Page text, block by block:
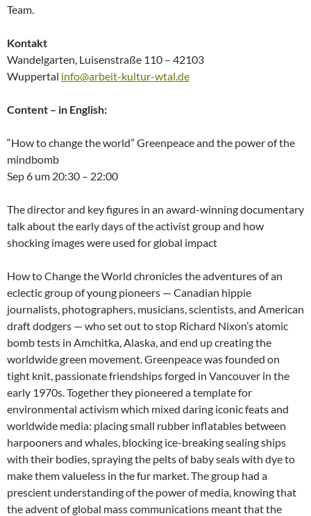
Team.
Kontakt
Wandelgarten, Luisenstraße 110 – 42103
Wuppertal info@arbeit-kultur-wtal.de
Content – in English:
“How to change the world” Greenpeace and the power of the
mindbomb
Sep 6 um 20:30 – 22:00
The director and key figures in an award-winning documentary
talk about the early days of the activist group and how
shocking images were used for global impact
How to Change the World chronicles the adventures of an
eclectic group of young pioneers — Canadian hippie
journalists, photographers, musicians, scientists, and American
draft dodgers — who set out to stop Richard Nixon’s atomic
bomb tests in Amchitka, Alaska, and end up creating the
worldwide green movement. Greenpeace was founded on
tight knit, passionate friendships forged in Vancouver in the
early 1970s. Together they pioneered a template for
environmental activism which mixed daring iconic feats and
worldwide media: placing small rubber inflatables between
harpooners and whales, blocking ice-breaking sealing ships
with their bodies, spraying the pelts of baby seals with dye to
make them valueless in the fur market. The group had a
prescient understanding of the power of media, knowing that
the advent of global mass communications meant that the